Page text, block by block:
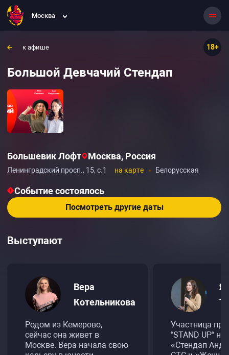
Москва
к афише 18+
Большой Девчачий Стендап
Большевик Лофт Москва, Россия
Ленинградский просп., 15, с.1 на карте Белорусская
Событие состоялось
Посмотреть другие даты
Выступают
Вера
Котельникова
Родом из Кемерово,
сейчас она живет в
Москве. Вера начала свою
Участница
“STAND UP“
«Стендап